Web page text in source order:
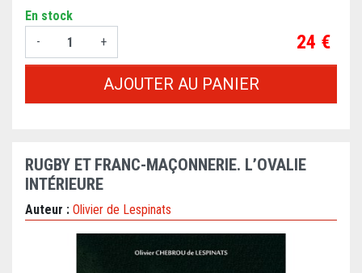
En stock
-
+ Prix
24 €
AJOUTER AU PANIER
RUGBY ET FRANC-MAÇONNERIE. L’OVALIE
INTÉRIEURE
Auteur : Olivier de Lespinats